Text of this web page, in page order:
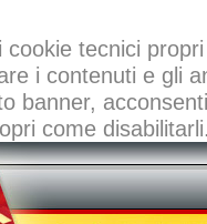
cookie tecnici
i contenuti e gli
banner,
come